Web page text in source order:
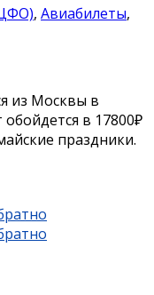
, Авиабилеты,
из Москвы в
в 17800₽
праздники.